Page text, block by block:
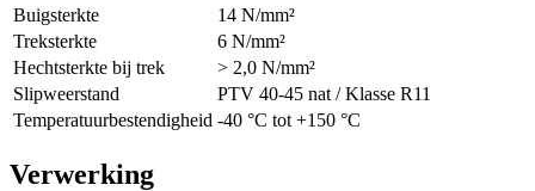
Buigsterkte
14 N/mm²
Treksterkte
6 N/mm²
Hechtsterkte bij trek
> 2,0 N/mm²
Slipweerstand
PTV 40-45 nat / Klasse R11
Temperatuurbestendigheid -40 °C tot +150 °C
Verwerking